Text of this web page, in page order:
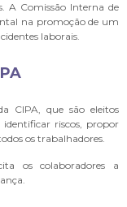
A Comissão Interna de
na promoção de um
laborais.
CIPA, que são eleitos
riscos, propor
os trabalhadores.
os colaboradores a